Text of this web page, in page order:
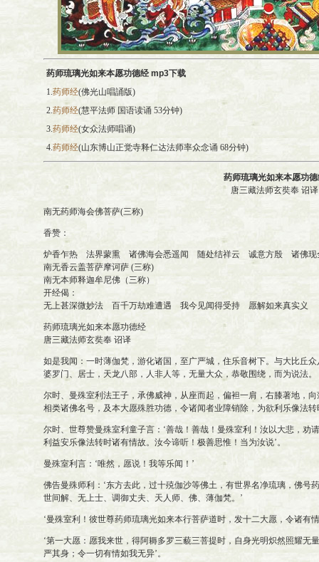
药师琉璃光如来本愿功德经 mp3下载
1.药师经(佛光山唱誦版)
2.药师经(慧平法师 国语读诵 53分钟)
3.药师经(女众法师唱诵)
4.药师经(山东博山正觉寺释仁达法师率众念诵 68分钟)
药师琉璃光如来本愿功德
唐三藏法师玄奘奉 诏译
南无药师海会佛菩萨(三称)
香赞：
炉香乍热 法界蒙熏 诸佛海会悉遥闻 随处结祥云 诚意方殷 诸佛现
南无香云盖菩萨摩诃萨 (三称)
南无本师释迦牟尼佛（三称）
开经偈：
无上甚深微妙法 百千万劫难遭遇 我今见闻得受持 愿解如来真实义
药师琉璃光如来本愿功德经
唐三藏法师玄奘奉 诏译
如是我闻：一时薄伽梵，游化诸国，至广严城，住乐音树下。与大比丘
婆罗门、居士，天龙八部，人非人等，无量大众，恭敬围绕，而为说法。
尔时、曼殊室利法王子，承佛威神，从座而起，偏袒一肩，右膝著地，
相类诸佛名号，及本大愿殊胜功德，令诸闻者业障销除，为欲利乐像法转
尔时、世尊赞曼殊室利童子言：‘善哉！善哉！曼殊室利！汝以大悲，劝
利益安乐像法转时诸有情故。汝今谛听！极善思惟！当为汝说’。
曼殊室利言：‘唯然，愿说！我等乐闻！’
佛告曼殊师利：‘东方去此，过十殑伽沙等佛土，有世界名净琉璃，佛号
世间解、无上士、调御丈夫、天人师、佛、薄伽梵。’
‘曼殊室利！彼世尊药师琉璃光如来本行菩萨道时，发十二大愿，令诸有
‘第一大愿：愿我来世，得阿耨多罗三藐三菩提时，自身光明炽然照耀无
严其身；令一切有情如我无异’。